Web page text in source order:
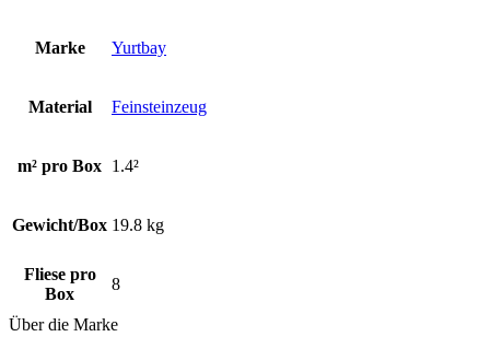
Marke Yurtbay
Material Feinsteinzeug
m² pro Box 1.4²
Gewicht/Box 19.8 kg
Fliese pro
Box
8
Über die Marke